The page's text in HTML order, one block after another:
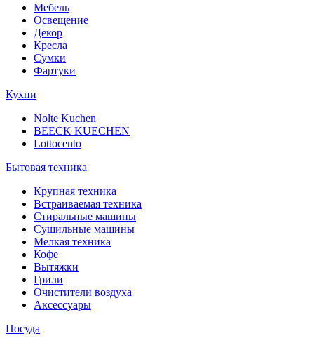
Мебель
Освещение
Декор
Кресла
Сумки
Фартуки
Кухни
Nolte Kuchen
BEECK KUECHEN
Lottocento
Бытовая техника
Крупная техника
Встраиваемая техника
Стиральные машины
Сушильные машины
Мелкая техника
Кофе
Вытяжки
Грили
Очистители воздуха
Аксессуары
Посуда